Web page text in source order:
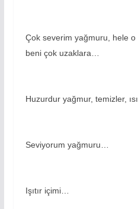
Çok severim yağmuru, hele o
beni çok uzaklara…
Huzurdur yağmur, temizler,
Seviyorum yağmuru…
Işıtır içimi…